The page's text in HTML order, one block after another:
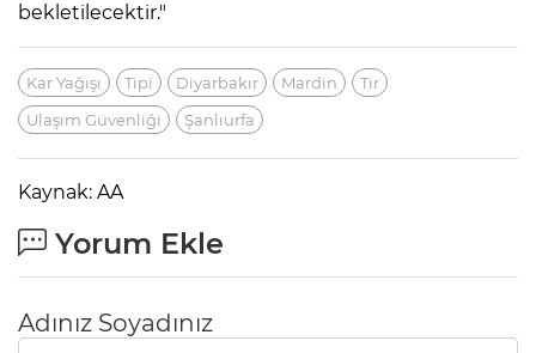
bekletilecektir."
Kar Yağışı Tipi Diyarbakır Mardin
Tır
Ulaşım Güvenliği
Şanlıurfa
Kaynak: AA
Yorum Ekle
Adınız Soyadınız